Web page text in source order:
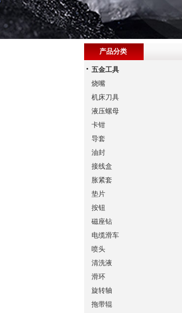
产品分类
五金工具
烧嘴
机床刀具
液压螺母
卡钳
导套
油封
接线盒
胀紧套
垫片
按钮
磁座钻
电缆滑车
喷头
清洗液
滑环
旋转轴
拖带辊